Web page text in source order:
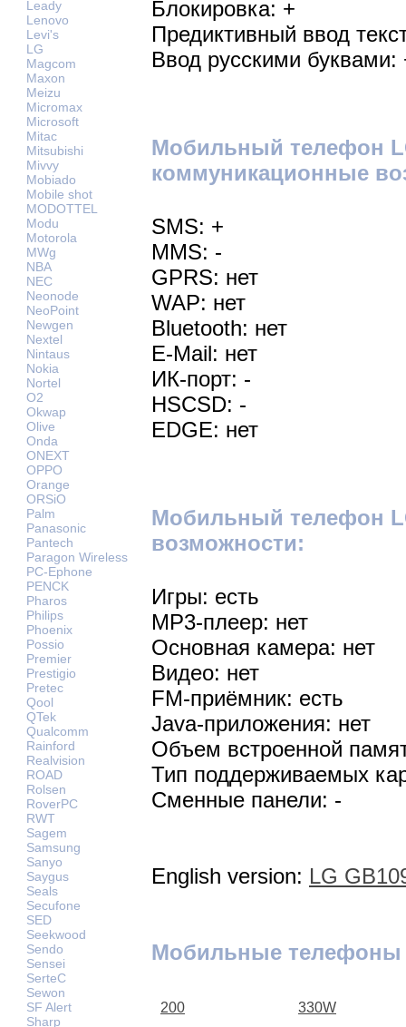
Leady
Lenovo
Levi's
LG
Magcom
Maxon
Meizu
Micromax
Microsoft
Mitac
Mitsubishi
Mivvy
Mobiado
Mobile shot
MODOTTEL
Modu
Motorola
MWg
NBA
NEC
Neonode
NeoPoint
Newgen
Nextel
Nintaus
Nokia
Nortel
O2
Okwap
Olive
Onda
ONEXT
OPPO
Orange
ORSiO
Palm
Panasonic
Pantech
Paragon Wireless
PC-Ephone
PENCK
Pharos
Philips
Phoenix
Possio
Premier
Prestigio
Pretec
Qool
QTek
Qualcomm
Rainford
Realvision
ROAD
Rolsen
RoverPC
RWT
Sagem
Samsung
Sanyo
Saygus
Seals
Secufone
SED
Seekwood
Sendo
Sensei
SerteC
Sewon
SF Alert
Sharp
Блокировка: +
Предиктивный ввод
Ввод русскими буквами:
Мобильный телефон
коммуникационные
SMS: +
MMS: -
GPRS: нет
WAP: нет
Bluetooth: нет
E-Mail: нет
ИК-порт: -
HSCSD: -
EDGE: нет
Мобильный телефон
возможности:
Игры: есть
MP3-плеер: нет
Основная камера: нет
Видео: нет
FM-приёмник: есть
Java-приложения: нет
Объем встроенной
Тип поддерживаемых
Сменные панели: -
English version: LG
Мобильные телефоны
200 330W